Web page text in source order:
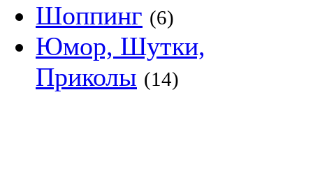
Шоппинг (6)
Юмор, Шутки,
Приколы (14)